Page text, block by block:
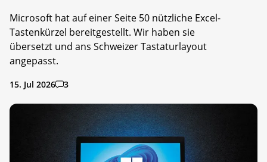
Microsoft hat auf einer Seite 50 nützliche Excel-
Tastenkürzel bereitgestellt. Wir haben sie
übersetzt und ans Schweizer Tastaturlayout
angepasst.
15. Jul 2026 3